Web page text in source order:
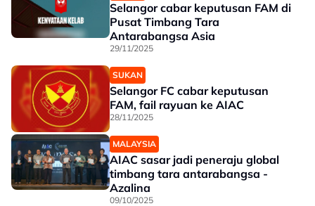
Selangor cabar keputusan FAM di
Pusat Timbang Tara
Antarabangsa Asia
29/11/2025
SUKAN
Selangor FC cabar keputusan
FAM, fail rayuan ke AIAC
28/11/2025
MALAYSIA
AIAC sasar jadi peneraju global
timbang tara antarabangsa -
Azalina
09/10/2025